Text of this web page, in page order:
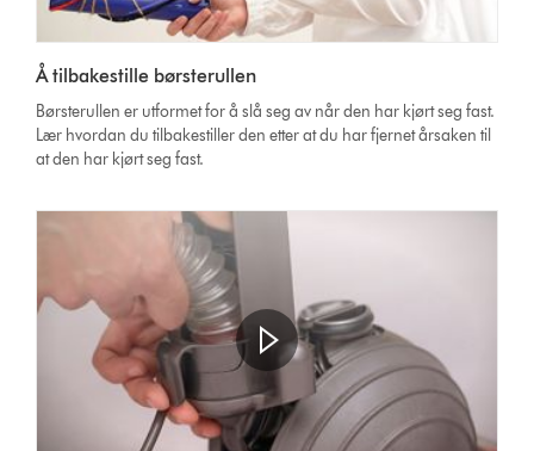
Transcript
Open
video
transcript
Å tilbakestille børsterullen
Børsterullen er utformet for å slå seg av når den har kjørt seg fast.
Lær hvordan du tilbakestiller den etter at du har fjernet årsaken til
at den har kjørt seg fast.